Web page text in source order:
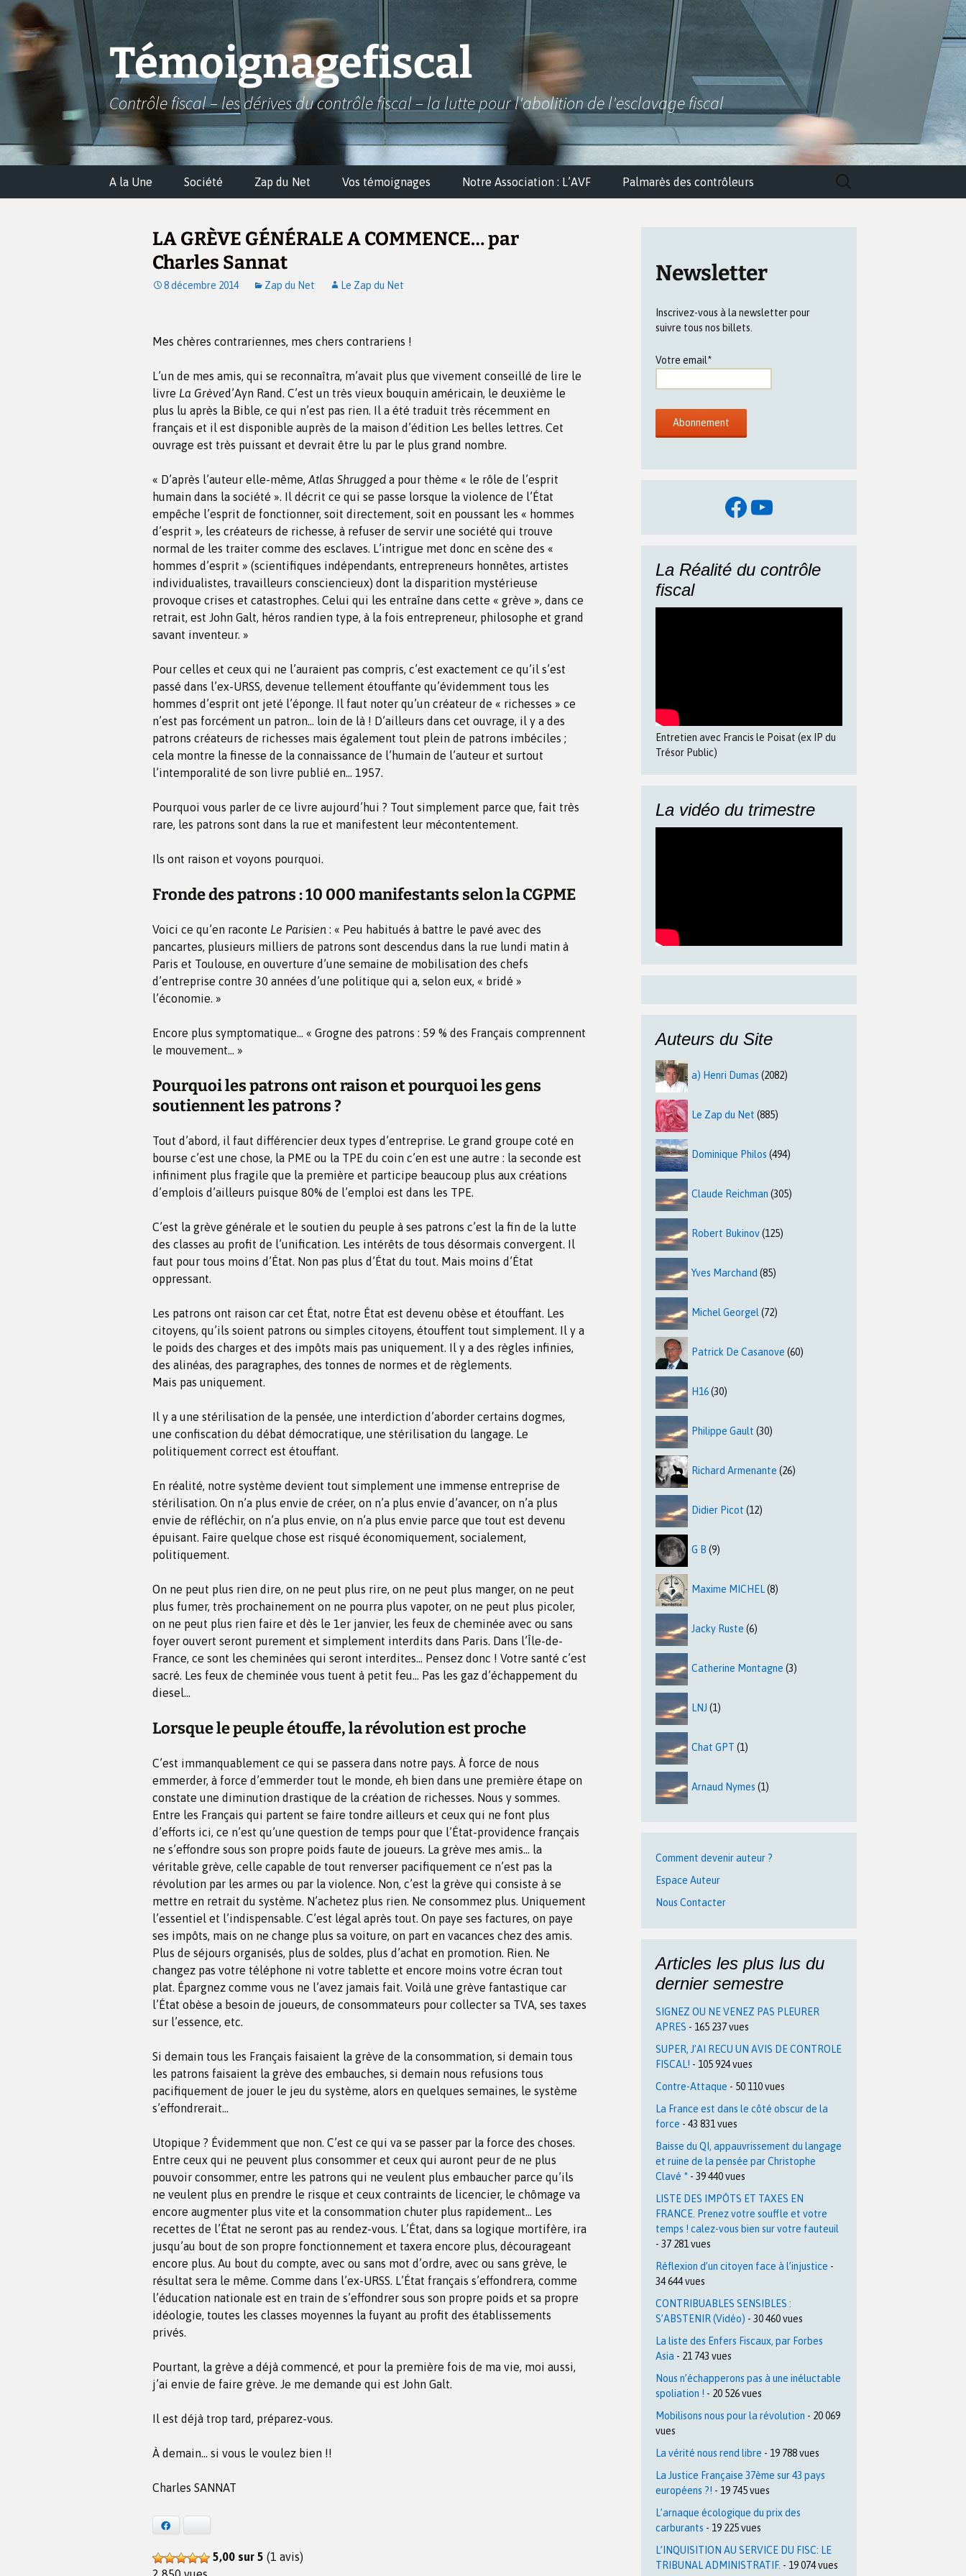
Aller
au
contenu
Témoignagefiscal
Contrôle fiscal – les dérives du contrôle fiscal – la lutte pour l'abolition de l'esclavage fiscal
A la Une Société Zap du Net Vos témoignages Notre Association : L’AVF Palmarès des contrôleurs
Rechercher :
LA GRÈVE GÉNÉRALE A COMMENCE… par
Charles Sannat
8 décembre 2014 Zap du Net Le Zap du Net
Mes chères contrariennes, mes chers contrariens !
L’un de mes amis, qui se reconnaîtra, m’avait plus que vivement conseillé de lire le
livre La Grèved’Ayn Rand. C’est un très vieux bouquin américain, le deuxième le
plus lu après la Bible, ce qui n’est pas rien. Il a été traduit très récemment en
français et il est disponible auprès de la maison d’édition Les belles lettres. Cet
ouvrage est très puissant et devrait être lu par le plus grand nombre.
« D’après l’auteur elle-même, Atlas Shrugged a pour thème « le rôle de l’esprit
humain dans la société ». Il décrit ce qui se passe lorsque la violence de l’État
empêche l’esprit de fonctionner, soit directement, soit en poussant les « hommes
d’esprit », les créateurs de richesse, à refuser de servir une société qui trouve
normal de les traiter comme des esclaves. L’intrigue met donc en scène des «
hommes d’esprit » (scientifiques indépendants, entrepreneurs honnêtes, artistes
individualistes, travailleurs consciencieux) dont la disparition mystérieuse
provoque crises et catastrophes. Celui qui les entraîne dans cette « grève », dans ce
retrait, est John Galt, héros randien type, à la fois entrepreneur, philosophe et grand
savant inventeur. »
Pour celles et ceux qui ne l’auraient pas compris, c’est exactement ce qu’il s’est
passé dans l’ex-URSS, devenue tellement étouffante qu’évidemment tous les
hommes d’esprit ont jeté l’éponge. Il faut noter qu’un créateur de « richesses » ce
n’est pas forcément un patron… loin de là ! D’ailleurs dans cet ouvrage, il y a des
patrons créateurs de richesses mais également tout plein de patrons imbéciles ;
cela montre la finesse de la connaissance de l’humain de l’auteur et surtout
l’intemporalité de son livre publié en… 1957.
Pourquoi vous parler de ce livre aujourd’hui ? Tout simplement parce que, fait très
rare, les patrons sont dans la rue et manifestent leur mécontentement.
Ils ont raison et voyons pourquoi.
Fronde des patrons : 10 000 manifestants selon la CGPME
Voici ce qu’en raconte Le Parisien : « Peu habitués à battre le pavé avec des
pancartes, plusieurs milliers de patrons sont descendus dans la rue lundi matin à
Paris et Toulouse, en ouverture d’une semaine de mobilisation des chefs
d’entreprise contre 30 années d’une politique qui a, selon eux, « bridé »
l’économie. »
Encore plus symptomatique… « Grogne des patrons : 59 % des Français comprennent
le mouvement… »
Pourquoi les patrons ont raison et pourquoi les gens
soutiennent les patrons ?
Tout d’abord, il faut différencier deux types d’entreprise. Le grand groupe coté en
bourse c’est une chose, la PME ou la TPE du coin c’en est une autre : la seconde est
infiniment plus fragile que la première et participe beaucoup plus aux créations
d’emplois d’ailleurs puisque 80% de l’emploi est dans les TPE.
C’est la grève générale et le soutien du peuple à ses patrons c’est la fin de la lutte
des classes au profit de l’unification. Les intérêts de tous désormais convergent. Il
faut pour tous moins d’État. Non pas plus d’État du tout. Mais moins d’État
oppressant.
Les patrons ont raison car cet État, notre État est devenu obèse et étouffant. Les
citoyens, qu’ils soient patrons ou simples citoyens, étouffent tout simplement. Il y a
le poids des charges et des impôts mais pas uniquement. Il y a des règles infinies,
des alinéas, des paragraphes, des tonnes de normes et de règlements.
Mais pas uniquement.
Il y a une stérilisation de la pensée, une interdiction d’aborder certains dogmes,
une confiscation du débat démocratique, une stérilisation du langage. Le
politiquement correct est étouffant.
En réalité, notre système devient tout simplement une immense entreprise de
stérilisation. On n’a plus envie de créer, on n’a plus envie d’avancer, on n’a plus
envie de réfléchir, on n’a plus envie, on n’a plus envie parce que tout est devenu
épuisant. Faire quelque chose est risqué économiquement, socialement,
politiquement.
On ne peut plus rien dire, on ne peut plus rire, on ne peut plus manger, on ne peut
plus fumer, très prochainement on ne pourra plus vapoter, on ne peut plus picoler,
on ne peut plus rien faire et dès le 1er janvier, les feux de cheminée avec ou sans
foyer ouvert seront purement et simplement interdits dans Paris. Dans l’Île-de-
France, ce sont les cheminées qui seront interdites… Pensez donc ! Votre santé c’est
sacré. Les feux de cheminée vous tuent à petit feu… Pas les gaz d’échappement du
diesel…
Lorsque le peuple étouffe, la révolution est proche
C’est immanquablement ce qui se passera dans notre pays. À force de nous
emmerder, à force d’emmerder tout le monde, eh bien dans une première étape on
constate une diminution drastique de la création de richesses. Nous y sommes.
Entre les Français qui partent se faire tondre ailleurs et ceux qui ne font plus
d’efforts ici, ce n’est qu’une question de temps pour que l’État-providence français
ne s’effondre sous son propre poids faute de joueurs. La grève mes amis… la
véritable grève, celle capable de tout renverser pacifiquement ce n’est pas la
révolution par les armes ou par la violence. Non, c’est la grève qui consiste à se
mettre en retrait du système. N’achetez plus rien. Ne consommez plus. Uniquement
l’essentiel et l’indispensable. C’est légal après tout. On paye ses factures, on paye
ses impôts, mais on ne change plus sa voiture, on part en vacances chez des amis.
Plus de séjours organisés, plus de soldes, plus d’achat en promotion. Rien. Ne
changez pas votre téléphone ni votre tablette et encore moins votre écran tout
plat. Épargnez comme vous ne l’avez jamais fait. Voilà une grève fantastique car
l’État obèse a besoin de joueurs, de consommateurs pour collecter sa TVA, ses taxes
sur l’essence, etc.
Si demain tous les Français faisaient la grève de la consommation, si demain tous
les patrons faisaient la grève des embauches, si demain nous refusions tous
pacifiquement de jouer le jeu du système, alors en quelques semaines, le système
s’effondrerait…
Utopique ? Évidemment que non. C’est ce qui va se passer par la force des choses.
Entre ceux qui ne peuvent plus consommer et ceux qui auront peur de ne plus
pouvoir consommer, entre les patrons qui ne veulent plus embaucher parce qu’ils
ne veulent plus en prendre le risque et ceux contraints de licencier, le chômage va
encore augmenter plus vite et la consommation chuter plus rapidement… Les
recettes de l’État ne seront pas au rendez-vous. L’État, dans sa logique mortifère, ira
jusqu’au bout de son propre fonctionnement et taxera encore plus, décourageant
encore plus. Au bout du compte, avec ou sans mot d’ordre, avec ou sans grève, le
résultat sera le même. Comme dans l’ex-URSS. L’État français s’effondrera, comme
l’éducation nationale est en train de s’effondrer sous son propre poids et sa propre
idéologie, toutes les classes moyennes la fuyant au profit des établissements
privés.
Pourtant, la grève a déjà commencé, et pour la première fois de ma vie, moi aussi,
j’ai envie de faire grève. Je me demande qui est John Galt.
Il est déjà trop tard, préparez-vous.
À demain… si vous le voulez bien !!
Charles SANNAT
5,00 sur 5 (1 avis)
Newsletter
Inscrivez-vous à la newsletter pour
suivre tous nos billets.
Votre email*
Facebook
YouTube
La Réalité du contrôle
fiscal
Entretien avec Francis le Poisat (ex IP du
Trésor Public)
La vidéo du trimestre
Auteurs du Site
a) Henri Dumas (2082)
Le Zap du Net (885)
Dominique Philos (494)
Claude Reichman (305)
Robert Bukinov(125)
Yves Marchand (85)
Michel Georgel (72)
Patrick De Casanove (60)
H16(30)
Philippe Gault (30)
Richard Armenante (26)
Didier Picot (12)
G B (9)
Maxime MICHEL(8)
Jacky Ruste (6)
Catherine Montagne (3)
LNJ (1)
Chat GPT (1)
Arnaud Nymes (1)
Comment devenir auteur ?
Espace Auteur
Nous Contacter
Articles les plus lus du
dernier semestre
SIGNEZ OU NE VENEZ PAS PLEURER
APRES - 165 237 vues
SUPER, J’AI RECU UN AVIS DE CONTROLE
FISCAL! - 105 924 vues
Contre-Attaque - 50 110 vues
La France est dans le côté obscur de la
force - 43 831 vues
Baisse du QI, appauvrissement du langage
et ruine de la pensée par Christophe
Clavé * - 39 440 vues
LISTE DES IMPÔTS ET TAXES EN
FRANCE. Prenez votre souffle et votre
temps ! calez-vous bien sur votre fauteuil
- 37 281 vues
Réflexion d’un citoyen face à l’injustice -
34 644 vues
CONTRIBUABLES SENSIBLES :
S’ABSTENIR (Vidéo) - 30 460 vues
La liste des Enfers Fiscaux, par Forbes
Asia - 21 743 vues
Nous n’échapperons pas à une inéluctable
spoliation ! - 20 526 vues
Mobilisons nous pour la révolution - 20 069
vues
La vérité nous rend libre - 19 788 vues
La Justice Française 37ème sur 43 pays
européens ?! - 19 745 vues
L’arnaque écologique du prix des
carburants - 19 225 vues
L’INQUISITION AU SERVICE DU FISC: LE
TRIBUNAL ADMINISTRATIF. - 19 074 vues